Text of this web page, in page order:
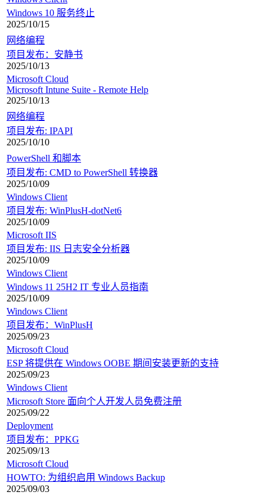
Windows 10 服务终止
2025/10/15
网络编程
项目发布：安静书
2025/10/13
Microsoft Cloud
Microsoft Intune Suite - Remote Help
2025/10/13
网络编程
项目发布: IPAPI
2025/10/10
PowerShell 和脚本
项目发布: CMD to PowerShell 转换器
2025/10/09
Windows Client
项目发布: WinPlusH-dotNet6
2025/10/09
Microsoft IIS
项目发布: IIS 日志安全分析器
2025/10/09
Windows Client
Windows 11 25H2 IT 专业人员指南
2025/10/09
Windows Client
项目发布：WinPlusH
2025/09/23
Microsoft Cloud
ESP 将提供在 Windows OOBE 期间安装更新的支持
2025/09/23
Windows Client
Microsoft Store 面向个人开发人员免费注册
2025/09/22
Deployment
项目发布：PPKG
2025/09/13
Microsoft Cloud
HOWTO: 为组织启用 Windows Backup
2025/09/03